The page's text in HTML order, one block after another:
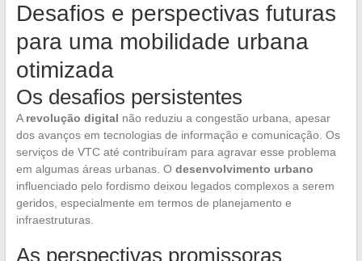
Desafios e perspectivas futuras
para uma mobilidade urbana
otimizada
Os desafios persistentes
A revolução digital não reduziu a congestão urbana, apesar
dos avanços em tecnologias de informação e comunicação. Os
serviços de VTC até contribuíram para agravar esse problema
em algumas áreas urbanas. O desenvolvimento urbano
influenciado pelo fordismo deixou legados complexos a serem
geridos, especialmente em termos de planejamento e
infraestruturas.
As perspectivas promissoras